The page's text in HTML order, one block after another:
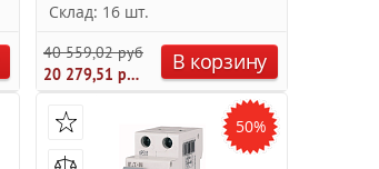
Склад: 16 шт.
40 559,02 руб.
20 279,51 руб.
В корзину
50%